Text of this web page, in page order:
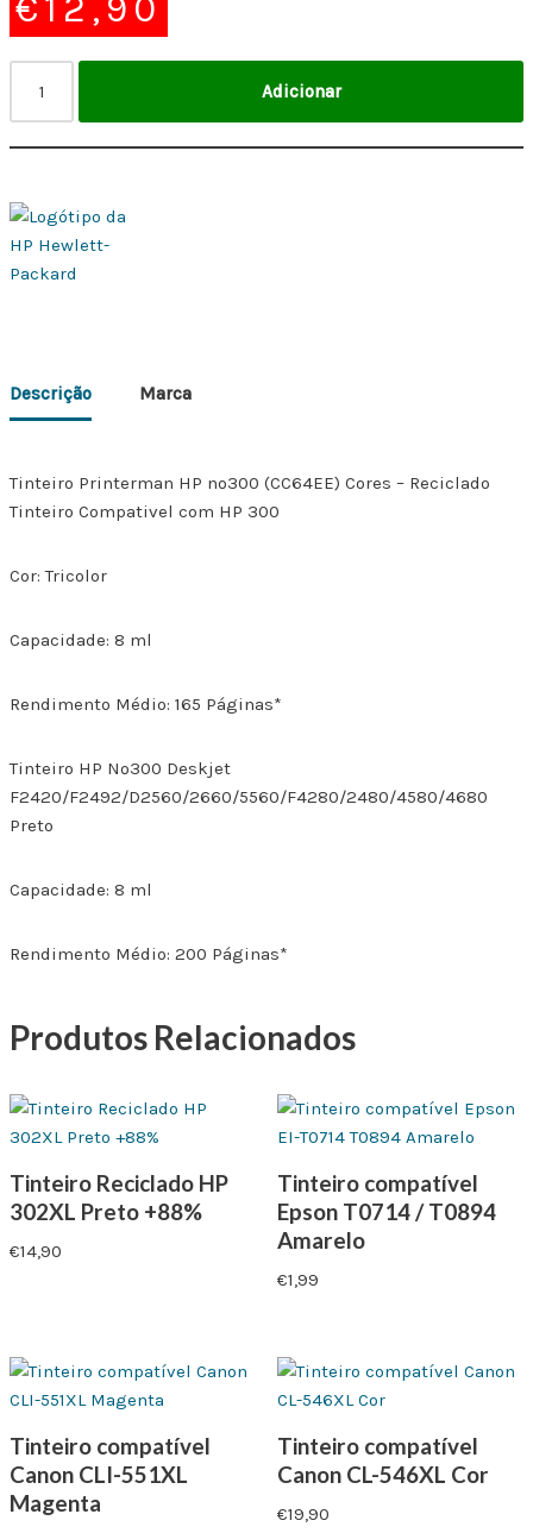
Adicionar
Descrição Marca
Tinteiro Printerman HP nº300 (CC64EE) Cores – Reciclado
Tinteiro Compativel com HP 300
Cor: Tricolor
Capacidade: 8 ml
Rendimento Médio: 165 Páginas*
Tinteiro HP Nº300 Deskjet
F2420/F2492/D2560/2660/5560/F4280/2480/4580/4680
Preto
Capacidade: 8 ml
Rendimento Médio: 200 Páginas*
Produtos Relacionados
Tinteiro Reciclado HP
302XL Preto +88%
€14,90
Tinteiro compatível
Epson T0714 / T0894
Amarelo
€1,99
Tinteiro compatível
Canon CLI-551XL
Magenta
Tinteiro compatível
Canon CL-546XL Cor
€19,90